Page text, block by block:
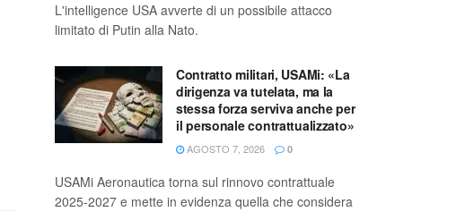
L'intelligence USA avverte di un possibile attacco
limitato di Putin alla Nato.
Contratto militari, USAMi: «La
dirigenza va tutelata, ma la
stessa forza serviva anche per
il personale contrattualizzato»
AGOSTO 7, 2026 0
USAMi Aeronautica torna sul rinnovo contrattuale
2025-2027 e mette in evidenza quella che considera